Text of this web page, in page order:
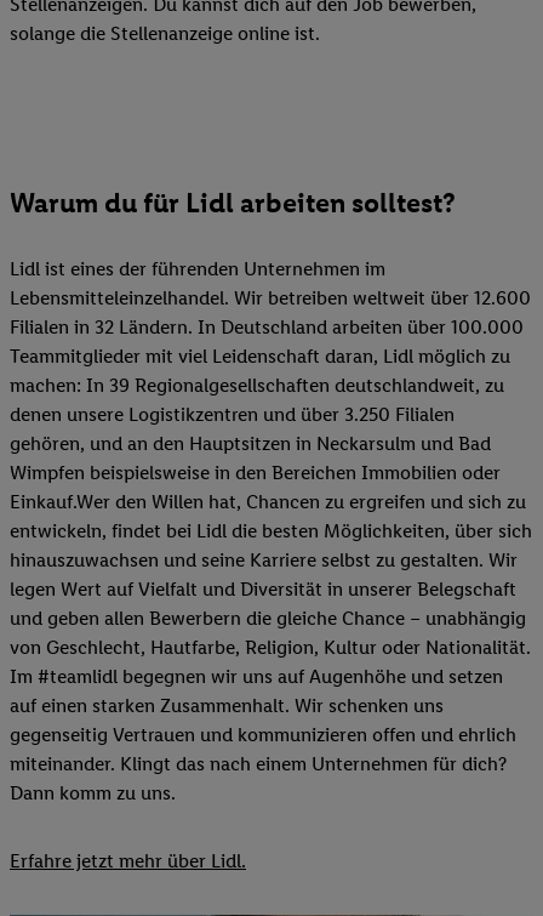
solange die Stellenanzeige online ist.
Warum du für Lidl arbeiten solltest?
Lidl ist eines der führenden Unternehmen im
Lebensmitteleinzelhandel. Wir betreiben weltweit über 12.600
Filialen in 32 Ländern. In Deutschland arbeiten über 100.000
Teammitglieder mit viel Leidenschaft daran, Lidl möglich zu
machen: In 39 Regionalgesellschaften deutschlandweit, zu
denen unsere Logistikzentren und über 3.250 Filialen
gehören, und an den Hauptsitzen in Neckarsulm und Bad
Wimpfen beispielsweise in den Bereichen Immobilien oder
Einkauf.Wer den Willen hat, Chancen zu ergreifen und sich zu
entwickeln, findet bei Lidl die besten Möglichkeiten, über sich
hinauszuwachsen und seine Karriere selbst zu gestalten. Wir
legen Wert auf Vielfalt und Diversität in unserer Belegschaft
und geben allen Bewerbern die gleiche Chance – unabhängig
von Geschlecht, Hautfarbe, Religion, Kultur oder Nationalität.
Im #teamlidl begegnen wir uns auf Augenhöhe und setzen
auf einen starken Zusammenhalt. Wir schenken uns
gegenseitig Vertrauen und kommunizieren offen und ehrlich
miteinander. Klingt das nach einem Unternehmen für dich?
Dann komm zu uns.​
Erfahre jetzt mehr über Lidl.